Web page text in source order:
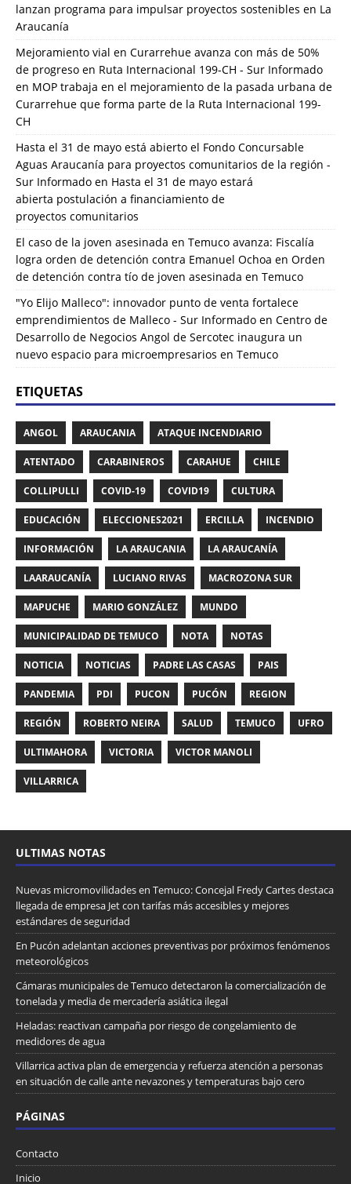
lanzan programa para impulsar proyectos sostenibles en La
Araucanía
Mejoramiento vial en Curarrehue avanza con más de 50%
de progreso en Ruta Internacional 199-CH - Sur Informado
en MOP trabaja en el mejoramiento de la pasada urbana de
Curarrehue que forma parte de la Ruta Internacional 199-
CH
Hasta el 31 de mayo está abierto el Fondo Concursable
Aguas Araucanía para proyectos comunitarios de la región -
Sur Informado en Hasta el 31 de mayo estará
abierta postulación a financiamiento de
proyectos comunitarios
El caso de la joven asesinada en Temuco avanza: Fiscalía
logra orden de detención contra Emanuel Ochoa en Orden
de detención contra tío de joven asesinada en Temuco
"Yo Elijo Malleco": innovador punto de venta fortalece
emprendimientos de Malleco - Sur Informado en Centro de
Desarrollo de Negocios Angol de Sercotec inaugura un
nuevo espacio para microempresarios en Temuco
ETIQUETAS
ANGOL ARAUCANIA ATAQUE INCENDIARIO
ATENTADO CARABINEROS CARAHUE CHILE
COLLIPULLI COVID-19 COVID19 CULTURA
EDUCACIÓN ELECCIONES2021 ERCILLA INCENDIO
INFORMACIÓN LA ARAUCANIA LA ARAUCANÍA
LAARAUCANÍA LUCIANO RIVAS MACROZONA SUR
MAPUCHE MARIO GONZÁLEZ MUNDO
MUNICIPALIDAD DE TEMUCO NOTA NOTAS
NOTICIA NOTICIAS PADRE LAS CASAS PAIS
PANDEMIA PDI PUCON PUCÓN REGION
REGIÓN ROBERTO NEIRA SALUD TEMUCO UFRO
ULTIMAHORA VICTORIA VICTOR MANOLI
VILLARRICA
ULTIMAS NOTAS
Nuevas micromovilidades en Temuco: Concejal Fredy Cartes destaca
llegada de empresa Jet con tarifas más accesibles y mejores
estándares de seguridad
En Pucón adelantan acciones preventivas por próximos fenómenos
meteorológicos
Cámaras municipales de Temuco detectaron la comercialización de
tonelada y media de mercadería asiática ilegal
Heladas: reactivan campaña por riesgo de congelamiento de
medidores de agua
Villarrica activa plan de emergencia y refuerza atención a personas
en situación de calle ante nevazones y temperaturas bajo cero
PÁGINAS
Contacto
Inicio